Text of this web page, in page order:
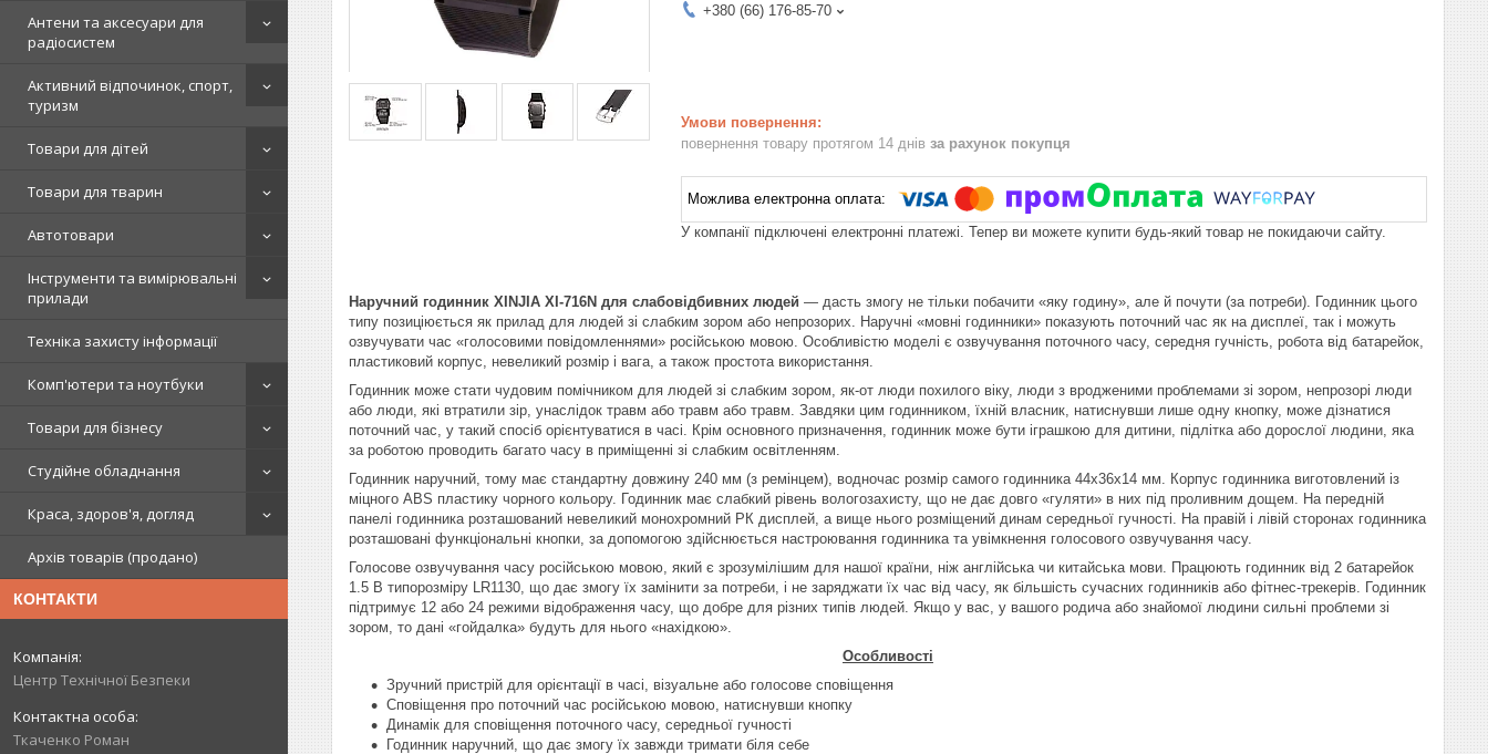
Антени та аксесуари для
радіосистем
Активний відпочинок, спорт,
туризм
Товари для дітей
Товари для тварин
Автотовари
Інструменти та вимірювальні
прилади
Техніка захисту інформації
Комп'ютери та ноутбуки
Товари для бізнесу
Студійне обладнання
Краса, здоров'я, догляд
Архів товарів (продано)
КОНТАКТИ
Центр Технічної Безпеки
Ткаченко Роман
+380 (66) 176-85-70
повернення товару протягом 14 днів за рахунок покупця
У компанії підключені електронні платежі. Тепер ви можете купити будь-який товар не покидаючи сайту.
Наручний годинник XINJIA XI -716N для слабовідбивних людей — дасть змогу не тільки побачити «яку годину», але й почути (за потреби). Годинник цього
типу позиціюється як прилад для людей зі слабким зором або непрозорих. Наручні «мовні годинники» показують поточний час як на дисплеї, так і можуть
озвучувати час «голосовими повідомленнями» російською мовою. Особливістю моделі є озвучування поточного часу, середня гучність, робота від батарейок,
пластиковий корпус, невеликий розмір і вага, а також простота використання.
Годинник може стати чудовим помічником для людей зі слабким зором, як-от люди похилого віку, люди з вродженими проблемами зі зором, непрозорі люди
або люди, які втратили зір, унаслідок травм або травм або травм. Завдяки цим годинником, їхній власник, натиснувши лише одну кнопку, може дізнатися
поточний час, у такий спосіб орієнтуватися в часі. Крім основного призначення, годинник може бути іграшкою для дитини, підлітка або дорослої людини, яка
за роботою проводить багато часу в приміщенні зі слабким освітленням.
Годинник наручний, тому має стандартну довжину 240 мм (з ремінцем), водночас розмір самого годинника 44х36х14 мм. Корпус годинника виготовлений із
міцного ABS пластику чорного кольору. Годинник має слабкий рівень вологозахисту, що не дає довго «гуляти» в них під проливним дощем. На передній
панелі годинника розташований невеликий монохромний РК дисплей, а вище нього розміщений динам середньої гучності. На правій і лівій сторонах годинника
розташовані функціональні кнопки, за допомогою здійснюється настроювання годинника та увімкнення голосового озвучування часу.
Голосове озвучування часу російською мовою, який є зрозумілішим для нашої країни, ніж англійська чи китайська мови. Працюють годинник від 2 батарейок
1.5 В типорозміру LR1130, що дає змогу їх замінити за потреби, і не заряджати їх час від часу, як більшість сучасних годинників або фітнес-трекерів. Годинник
підтримує 12 або 24 режими відображення часу, що добре для різних типів людей. Якщо у вас, у вашого родича або знайомої людини сильні проблеми зі
зором, то дані «гойдалка» будуть для нього «нахідкою».
Особливості
Зручний пристрій для орієнтації в часі, візуальне або голосове сповіщення
Сповіщення про поточний час російською мовою, натиснувши кнопку
Динамік для сповіщення поточного часу, середньої гучності
Годинник наручний, що дає змогу їх завжди тримати біля себе